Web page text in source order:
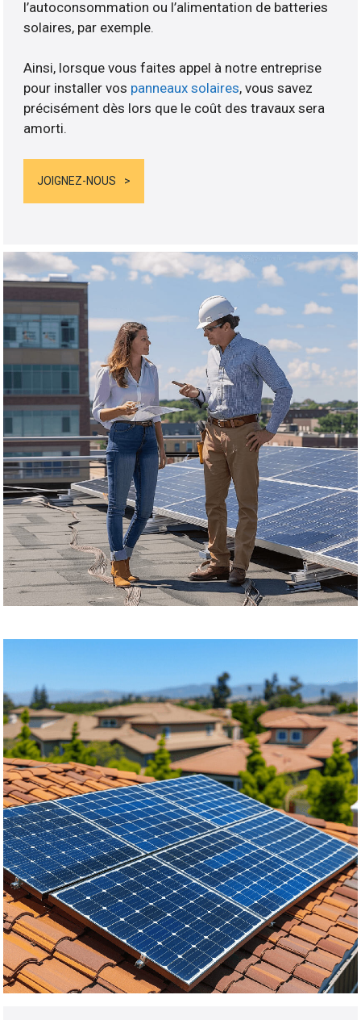
l’autoconsommation ou l’alimentation de batteries
solaires, par exemple.
Ainsi, lorsque vous faites appel à notre entreprise
pour installer vos panneaux solaires, vous savez
précisément dès lors que le coût des travaux sera
amorti.
JOIGNEZ-NOUS